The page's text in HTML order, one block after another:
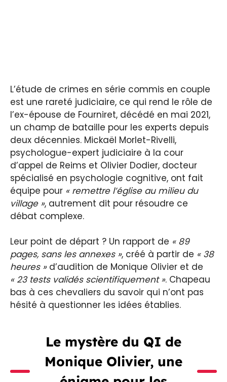
L’étude de crimes en série commis en couple
est une rareté judiciaire, ce qui rend le rôle de
l’ex-épouse de Fourniret, décédé en mai 2021,
un champ de bataille pour les experts depuis
deux décennies. Mickaël Morlet-Rivelli,
psychologue-expert judiciaire à la cour
d’appel de Reims et Olivier Dodier, docteur
spécialisé en psychologie cognitive, ont fait
équipe pour « remettre l’église au milieu du
village », autrement dit pour résoudre ce
débat complexe.
Leur point de départ ? Un rapport de « 89
pages, sans les annexes », créé à partir de « 38
heures »d’audition de Monique Olivier et de
« 23 tests validés scientifiquement ». Chapeau
bas à ces chevaliers du savoir qui n’ont pas
hésité à questionner les idées établies.
Le mystère du QI de
Monique Olivier, une